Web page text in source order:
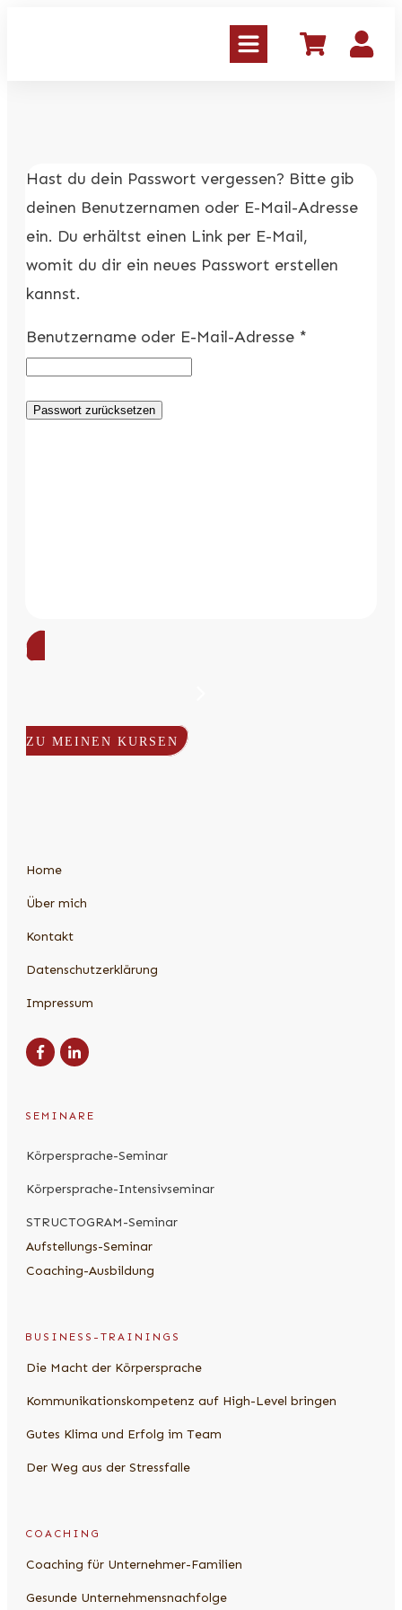
Hast du dein Passwort vergessen? Bitte gib
deinen Benutzernamen oder E-Mail-Adresse
ein. Du erhältst einen Link per E-Mail,
womit du dir ein neues Passwort erstellen
kannst.
Benutzername oder E-Mail-Adresse *
Passwort zurücksetzen
ZU MEINEN KURSEN
Home
Über mich
Kontakt
Datenschutzerklärung
Impressum
SEMINARE
Körpersprache-Seminar
Körpersprache-Intensivseminar
STRUCTOGRAM-Seminar
Aufstellungs-Seminar
Coaching-Ausbildung
BUSINESS-TRAININGS
Die Macht der Körpersprache
Kommunikationskompetenz auf High-Level bringen
Gutes Klima und Erfolg im Team
Der Weg aus der Stressfalle
COACHING
Coaching für Unternehmer-Familien
Gesunde Unternehmensnachfolge